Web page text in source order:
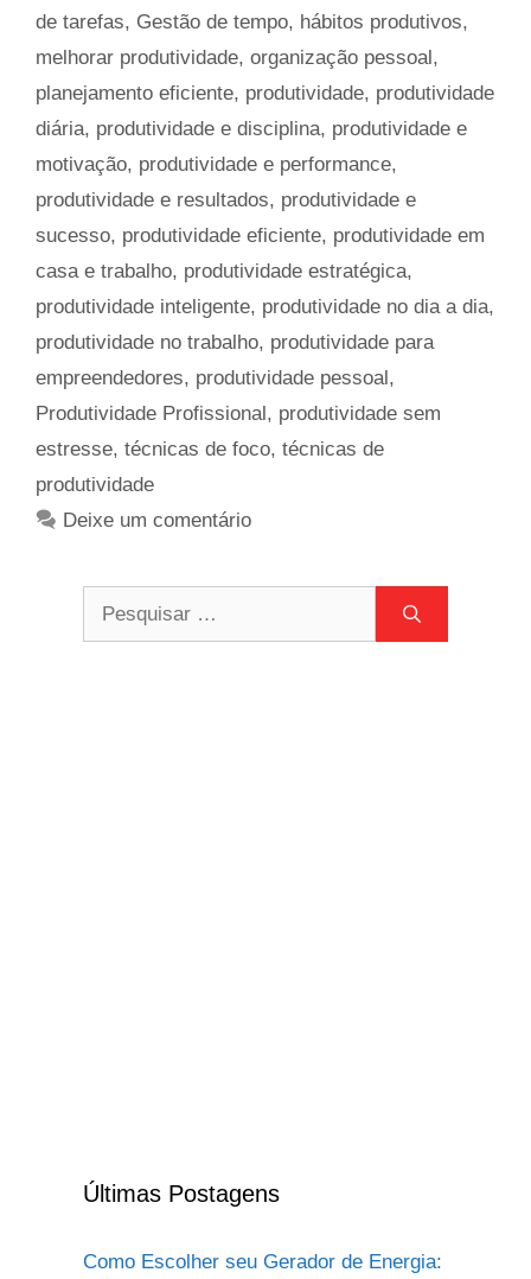
de tarefas, Gestão de tempo, hábitos produtivos,
melhorar produtividade, organização pessoal ,
planejamento eficiente, produtividade, produtividade
diária, produtividade e disciplina, produtividade e
motivação, produtividade e performance,
produtividade e resultados, produtividade e
sucesso, produtividade eficiente, produtividade em
casa e trabalho, produtividade estratégica,
produtividade inteligente, produtividade no dia a dia,
produtividade no trabalho, produtividade para
empreendedores, produtividade pessoal ,
Produtividade Profissional , produtividade sem
estresse, técnicas de foco, técnicas de
produtividade
Deixe um comentário
Últimas Postagens
Como Escolher seu Gerador de Energia: